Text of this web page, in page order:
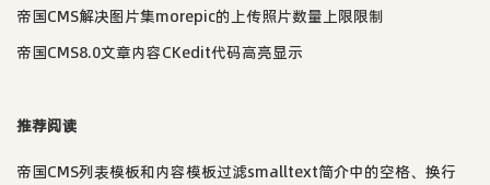
帝国CMS解决图片集morepic的上传照片数量上限限制
帝国CMS8.0文章内容CKedit代码高亮显示
推荐阅读
帝国CMS列表模板和内容模板过滤smalltext简介中的空格、换行